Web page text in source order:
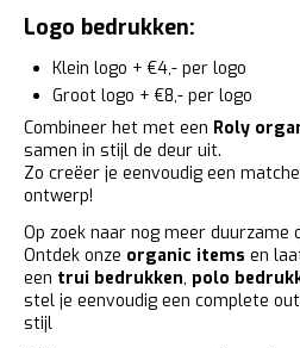
Logo bedrukken:
Klein logo + €4,- per logo
Groot logo + €8,- per logo
Combineer het met een Roly
samen in stijl de deur uit.
Zo creëer je eenvoudig een
ontwerp!
Op zoek naar nog meer duurzame
Ontdek onze organic items en
een trui bedrukken, polo
stel je eenvoudig een complete
stijl